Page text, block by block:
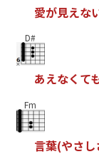
愛が見えな
D#
あえなく て
Fm
言葉(やさし